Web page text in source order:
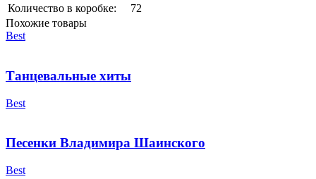
Количество в коробке:
72
Похожие товары
Best
Танцевальные хиты
Best
Песенки Владимира Шаинского
Best